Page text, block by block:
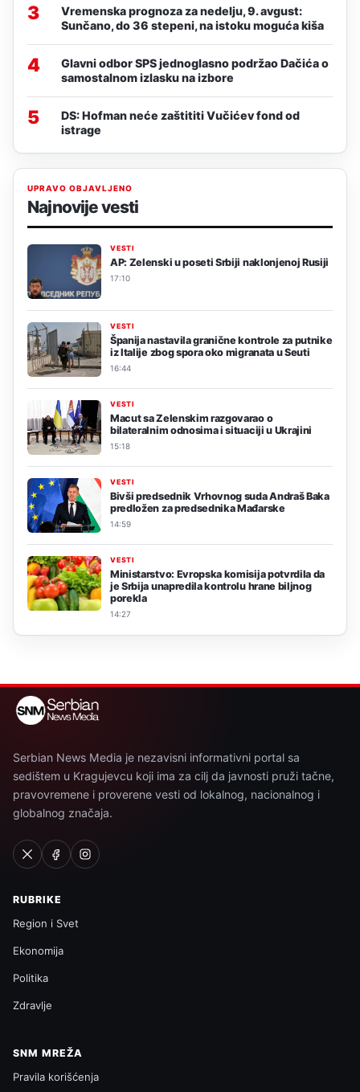
3
Vremenska prognoza za nedelju, 9. avgust:
Sunčano, do 36 stepeni, na istoku moguća kiša
4
Glavni odbor SPS jednoglasno podržao Dačića o
samostalnom izlasku na izbore
5
DS: Hofman neće zaštititi Vučićev fond od
istrage
UPRAVO OBJAVLJENO
Najnovije vesti
VESTI
AP: Zelenski u poseti Srbiji naklonjenoj Rusiji
17:10
VESTI
Španija nastavila granične kontrole za putnike
iz Italije zbog spora oko migranata u Seuti
16:44
VESTI
Macut sa Zelenskim razgovarao o
bilateralnim odnosima i situaciji u Ukrajini
15:18
VESTI
Bivši predsednik Vrhovnog suda Andraš Baka
predložen za predsednika Mađarske
14:59
VESTI
Ministarstvo: Evropska komisija potvrdila da
je Srbija unapredila kontrolu hrane biljnog
porekla
14:27
Serbian News Media je nezavisni informativni portal sa
sedištem u Kragujevcu koji ima za cilj da javnosti pruži tačne,
pravovremene i proverene vesti od lokalnog, nacionalnog i
globalnog značaja.
RUBRIKE
Region i Svet
Ekonomija
Politika
Zdravlje
SNM MREŽA
Pravila korišćenja